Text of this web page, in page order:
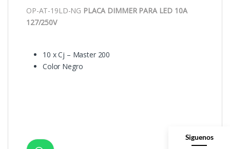
OP-AT-19LD-NG PLACA DIMMER PARA LED 10A
127/250V
10 x Cj – Master 200
Color Negro
Siguenos